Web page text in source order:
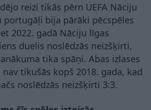
reizi tikās pērn UEFA Nāciju
portugāļi bija pārāki pēcspēles
2022. gadā Nāciju līgas
duelis noslēdzās neizšķirti,
tika spāņi. Abas izlases
nav tikušās kopš 2018. gada, kad
noslēdzās neizšķirti 3:3.